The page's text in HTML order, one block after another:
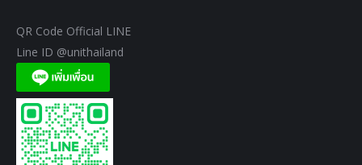
QR Code Official LINE
Line ID @unithailand